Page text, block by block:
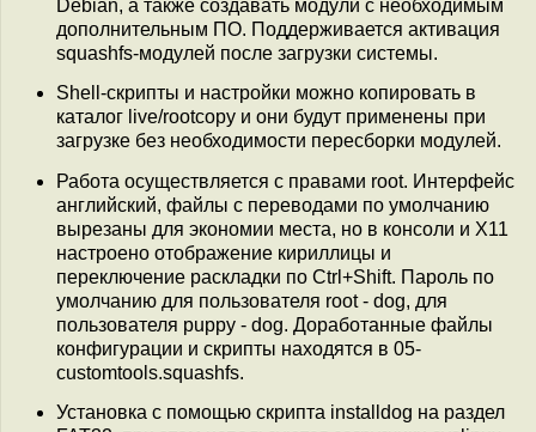
Debian, а также создавать модули с необходимым
дополнительным ПО. Поддерживается активация
squashfs-модулей после загрузки системы.
Shell-cкрипты и настройки можно копировать в
каталог live/rootcopy и они будут применены при
загрузке без необходимости пересборки модулей.
Работа осуществляется с правами root. Интерфейс
английский, файлы с переводами по умолчанию
вырезаны для экономии места, но в консоли и X11
настроено отображение кириллицы и
переключение раскладки по Ctrl+Shift. Пароль по
умолчанию для пользователя root - dog, для
пользователя puppy - dog. Доработанные файлы
конфигурации и скрипты находятся в 05-
customtools.squashfs.
Установка с помощью скрипта installdog на раздел